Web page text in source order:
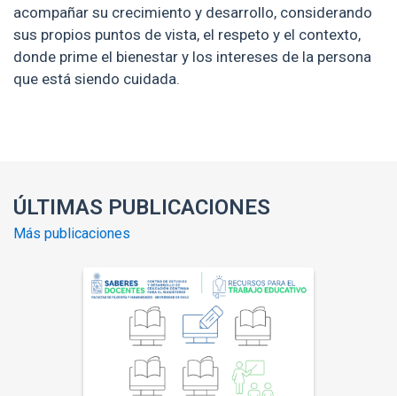
acompañar su crecimiento y desarrollo, considerando
sus propios puntos de vista, el respeto y el contexto,
donde prime el bienestar y los intereses de la persona
que está siendo cuidada.
ÚLTIMAS PUBLICACIONES
Más publicaciones